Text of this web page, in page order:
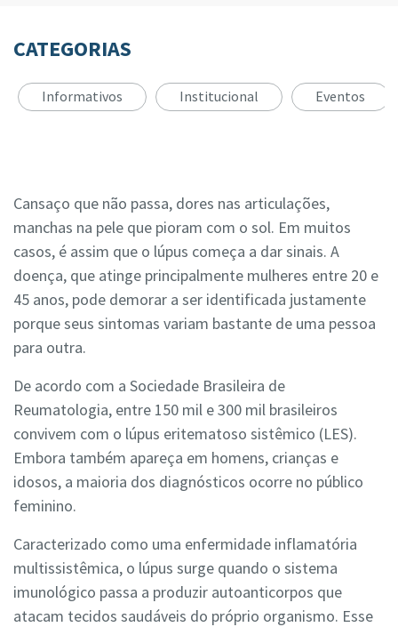
Cansaço que não passa, dores nas articulações,
manchas na pele que pioram com o sol. Em muitos
casos, é assim que o lúpus começa a dar sinais. A
doença, que atinge principalmente mulheres entre 20 e
45 anos, pode demorar a ser identificada justamente
porque seus sintomas variam bastante de uma pessoa
para outra.
De acordo com a Sociedade Brasileira de
Reumatologia, entre 150 mil e 300 mil brasileiros
convivem com o lúpus eritematoso sistêmico (LES).
Embora também apareça em homens, crianças e
idosos, a maioria dos diagnósticos ocorre no público
feminino.
Caracterizado como uma enfermidade inflamatória
multissistêmica, o lúpus surge quando o sistema
imunológico passa a produzir autoanticorpos que
atacam tecidos saudáveis do próprio organismo. Esse
CATEGORIAS
Informativos Institucional Eventos